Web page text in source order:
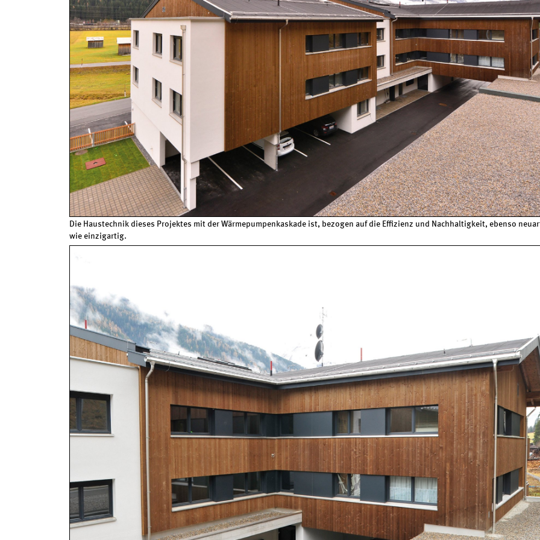
Die Haustechnik dieses Projektes mit der Wärmepumpenkaskade ist, bezogen auf die Effizienz und Nachhaltigkeit, ebenso
wie einzigartig.